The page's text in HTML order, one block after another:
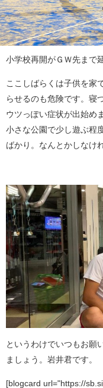
小学校再開がＧＷ先まで
ここしばらくは子供を家
らせるのも危険です。寝
ウツっぽい症状が出始め
小さな公園で少し遊ぶ程
ばかり。なんとかしなけ
というわけでいつもお願
ましょう。岩井君です。
[blogcard url="https://